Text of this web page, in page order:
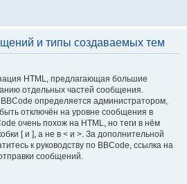
и типы создаваемых тем
HTML, предлагающая большие
отдельных частей сообщения.
определяется администратором,
отключён на уровне сообщения в
очень похож на HTML, но теги в нём
[ и ], а не в < и >. За дополнительной
к руководству по BBCode, ссылка на
сообщений.